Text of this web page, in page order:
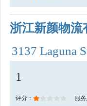
浙江新颜物流
3137 Laguna
1
评分： 服务